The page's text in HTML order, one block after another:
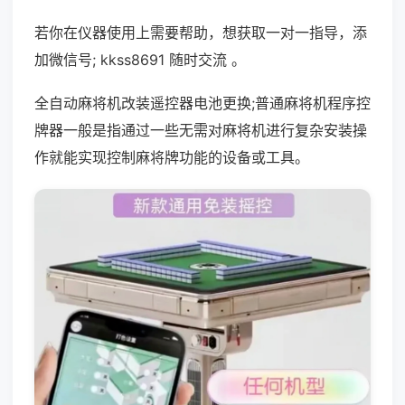
若你在仪器使用上需要帮助，想获取一对一指导，添
加微信号; kkss8691 随时交流 。
全自动麻将机改装遥控器电池更换;普通麻将机程序控
牌器一般是指通过一些无需对麻将机进行复杂安装操
作就能实现控制麻将牌功能的设备或工具。